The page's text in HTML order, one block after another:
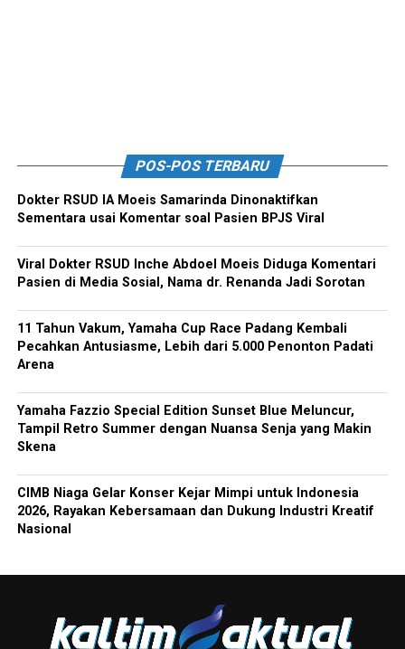
POS-POS TERBARU
Dokter RSUD IA Moeis Samarinda Dinonaktifkan
Sementara usai Komentar soal Pasien BPJS Viral
Viral Dokter RSUD Inche Abdoel Moeis Diduga Komentari
Pasien di Media Sosial, Nama dr. Renanda Jadi Sorotan
11 Tahun Vakum, Yamaha Cup Race Padang Kembali
Pecahkan Antusiasme, Lebih dari 5.000 Penonton Padati
Arena
Yamaha Fazzio Special Edition Sunset Blue Meluncur,
Tampil Retro Summer dengan Nuansa Senja yang Makin
Skena
CIMB Niaga Gelar Konser Kejar Mimpi untuk Indonesia
2026, Rayakan Kebersamaan dan Dukung Industri Kreatif
Nasional